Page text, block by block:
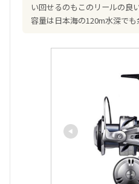
い回せるのもこのリールの良
容量は日本海の120m水深でも